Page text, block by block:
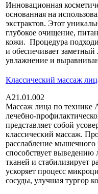
Инновационная
основанная на
экстрактов. Этот
глубокое очищение,
кожи. Процедура
и обеспечивает
увлажнение и
Классический массаж
A21.01.002
Массаж лица по технике
лечебно-
представляет собой
классический массаж.
расслабление мышечного
способствует
тканей и стабилизирует
ускоряет процесс
сосуды, улучшая тургор